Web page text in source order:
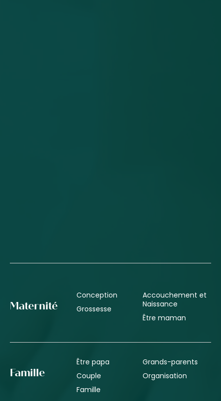
Maternité
Conception
Grossesse
Accouchement et
Naissance
Être maman
Famille
Être papa
Couple
Famille
Grands-parents
Organisation